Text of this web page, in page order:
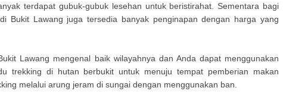
terdapat gubuk-gubuk lesehan untuk beristirahat. Sementara bagi
Bukit Lawang juga tersedia banyak penginapan dengan harga yang
Lawang mengenal baik wilayahnya dan Anda dapat menggunakan
trekking di hutan berbukit untuk menuju tempat pemberian makan
melalui arung jeram di sungai dengan menggunakan ban.